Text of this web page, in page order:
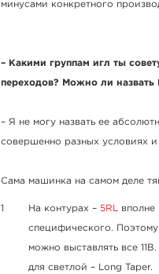
минусами конкретного
– Какими группам игл ты
переходов? Можно ли
– Я не могу назвать ее
совершенно разных условиях
Сама машинка на самом деле
На контурах – 5RL вполне
специфического.
можно выставлять все
для светлой – Long Taper.